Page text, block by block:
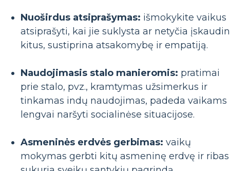
Nuoširdus atsiprašymas: išmokykite vaikus
atsiprašyti, kai jie suklysta ar netyčia
kitus, sustiprina atsakomybę ir empatiją.
Naudojimasis stalo manieromis: pratimai
prie stalo, pvz., kramtymas užsimerkus ir
tinkamas indų naudojimas, padeda vaikams
lengvai naršyti socialinėse situacijose.
Asmeninės erdvės gerbimas: vaikų
mokymas gerbti kitų asmeninę erdvę ir ribas